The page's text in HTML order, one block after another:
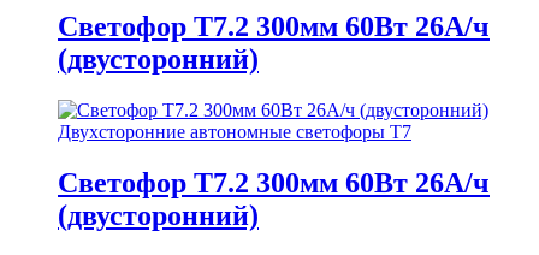
Светофор Т7.2 300мм 60Вт 26А/ч
(двусторонний)
Двухсторонние автономные светофоры Т7
Светофор Т7.2 300мм 60Вт 26А/ч
(двусторонний)